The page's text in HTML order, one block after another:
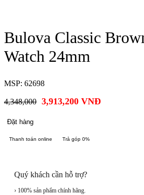
Bulova Classic
Watch 24mm
MSP: 62698
4,348,000 3,913,200 VNĐ
Đặt hàng
Thanh toán online Trả góp 0%
Quý khách cần hỗ trợ?
› 100% sản phẩm chính hãng.